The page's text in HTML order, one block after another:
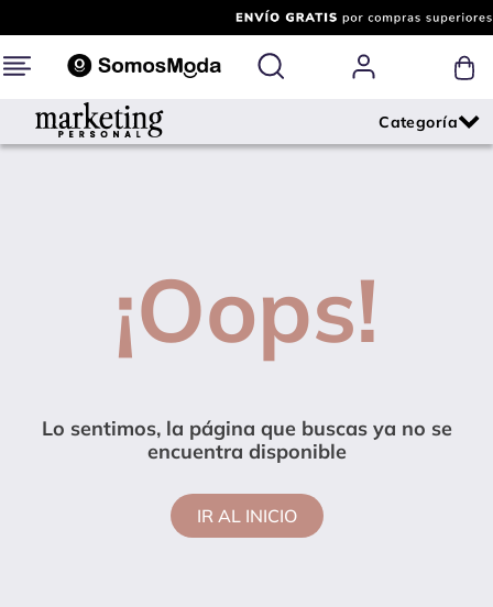
¡Oops!
Lo sentimos, la página que buscas ya no se
encuentra disponible
IR AL INICIO